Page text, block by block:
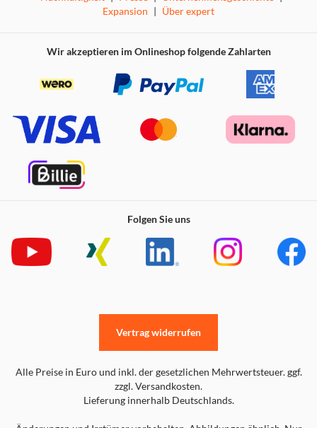
Expansion | Über expert
Wir akzeptieren im Onlineshop folgende Zahlarten
Folgen Sie uns
Alle Preise in Euro und inkl. der gesetzlichen Mehrwertsteuer. ggf.
zzgl. Versandkosten.
Lieferung innerhalb Deutschlands.
Vertrag widerrufen